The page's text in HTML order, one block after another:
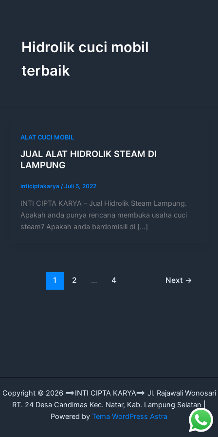
Hidrolik cuci mobil
terbaik
ALAT CUCI MOBIL
JUAL ALAT HIDROLIK STEAM DI
LAMPUNG
inticiptakarya /Juli 5, 2022
INTI CIPTA KARYA – Jual Hidrolik Steam Lampung.
Apakah anda punya rencana membuka usaha cuci
steam? Apakah anda berdomisili di […]
1 2 … 4 Next →
Copyright © 2026 ==>INTI CIPTA KARYA==> Jl. Rajawali Wonosari
RT. 24 Desa Candimas Kec. Natar, Kab. Lampung Selatan |
Powered by Tema WordPress Astra